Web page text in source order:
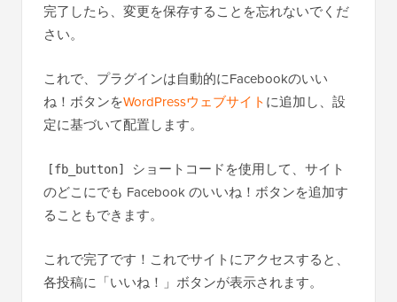
完了したら、変更を保存することを忘れないでくだ
さい。
これで、プラグインは自動的にFacebookのいい
ね！ボタンをWordPressウェブサイトに追加し、設
定に基づいて配置します。
[fb_button]
ショートコードを使用して、サイト
のどこにでも Facebook のいいね！ボタンを追加す
ることもできます。
これで完了です！これでサイトにアクセスすると、
各投稿に「いいね！」ボタンが表示されます。